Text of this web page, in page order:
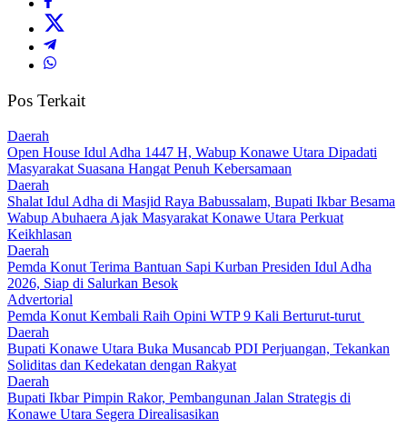
Pos Terkait
Daerah
Open House Idul Adha 1447 H, Wabup Konawe Utara Dipadati
Masyarakat Suasana Hangat Penuh Kebersamaan
Daerah
Shalat Idul Adha di Masjid Raya Babussalam, Bupati Ikbar Besama
Wabup Abuhaera Ajak Masyarakat Konawe Utara Perkuat
Keikhlasan
Daerah
Pemda Konut Terima Bantuan Sapi Kurban Presiden Idul Adha
2026, Siap di Salurkan Besok
Advertorial
Pemda Konut Kembali Raih Opini WTP 9 Kali Berturut-turut
Daerah
Bupati Konawe Utara Buka Musancab PDI Perjuangan, Tekankan
Soliditas dan Kedekatan dengan Rakyat
Daerah
Bupati Ikbar Pimpin Rakor, Pembangunan Jalan Strategis di
Konawe Utara Segera Direalisasikan